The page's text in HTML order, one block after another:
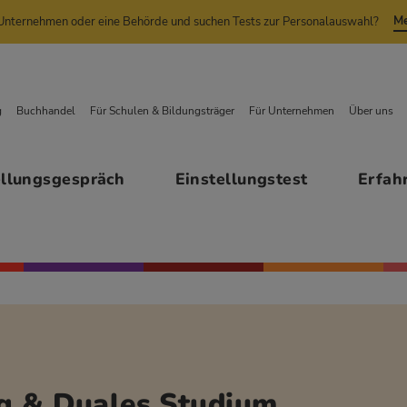
oder eine Behörde und suchen Tests zur Personalauswahl?
Einstellungstest
Buchhandel Für Schulen & Bildungsträger Für Unternehmen Über uns